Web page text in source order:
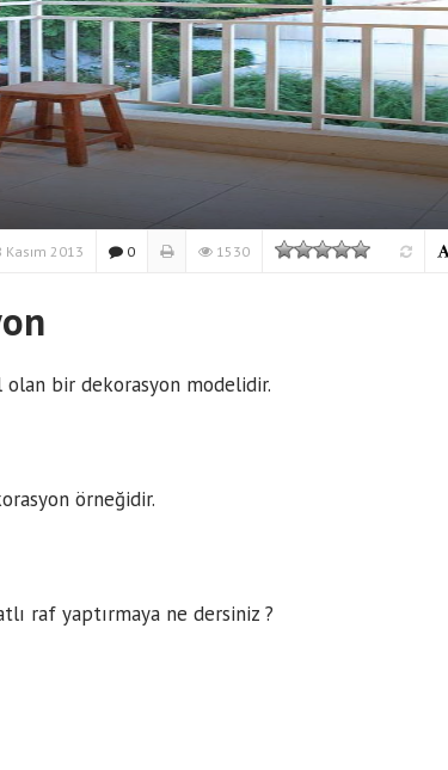
Kasım 2013 0 1530
bir dekorasyon modelidir.
örneğidir.
raf yaptırmaya ne dersiniz ?